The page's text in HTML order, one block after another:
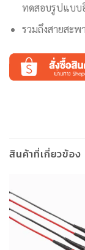
ทดสอบรูปแบบ
รวมถึงสายสะ
สินค้าที่เกี่ยวข้อง